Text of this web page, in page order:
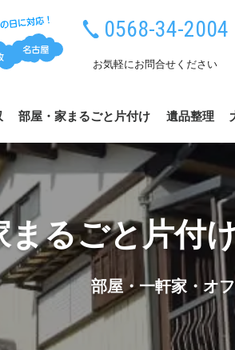
0568-34-2004
お気軽にお問合せください
部屋・家まるごと片付け 遺品整理
まるごと片付
部屋・一軒家・オ